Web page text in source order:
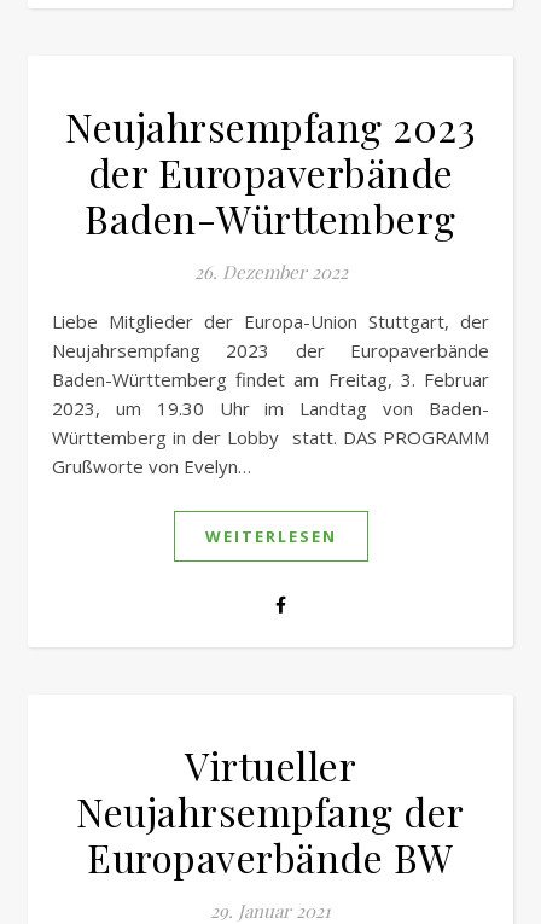
Neujahrsempfang 2023
der Europaverbände
Baden-Württemberg
26. Dezember 2022
Liebe Mitglieder der Europa-Union Stuttgart, der
Neujahrsempfang 2023 der Europaverbände
Baden-Württemberg findet am Freitag, 3. Februar
2023, um 19.30 Uhr im Landtag von Baden-
Württemberg in der Lobby statt. DAS PROGRAMM
Grußworte von Evelyn…
WEITERLESEN
Virtueller
Neujahrsempfang der
Europaverbände BW
29. Januar 2021